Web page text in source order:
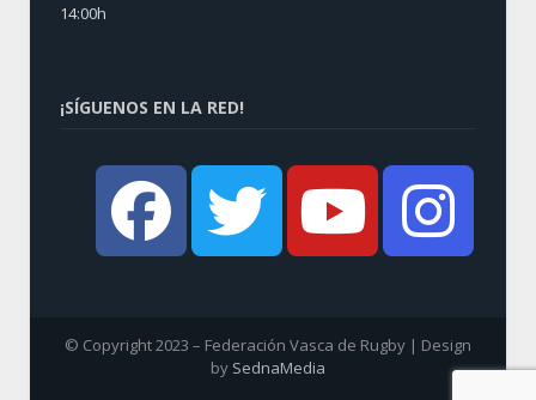
14:00h
¡SÍGUENOS EN LA RED!
© Copyright 2023 – Federación Vasca de Rugby | Design
by SednaMedia